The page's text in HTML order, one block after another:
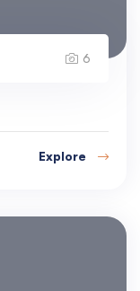
6
Explore